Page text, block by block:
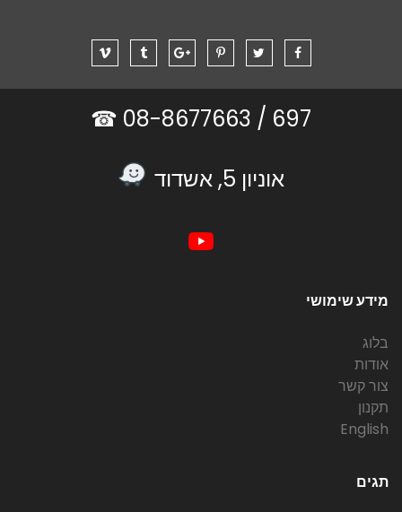
697 /
אוניון 5, אשדוד
מידע שימושי
בלוג
אודות
צור קשר
תקנון
English
תגים